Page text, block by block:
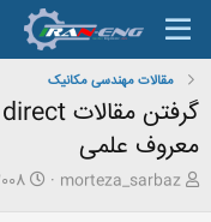
مقالات مهندسی مکانیک
معروف علمی
ش
morteza_sarbaz
ت